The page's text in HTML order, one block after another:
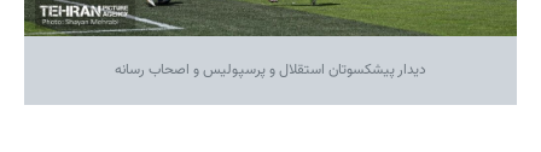
دیدار پیشکسوتان استقلال و پرسپولیس و اصحاب رسانه